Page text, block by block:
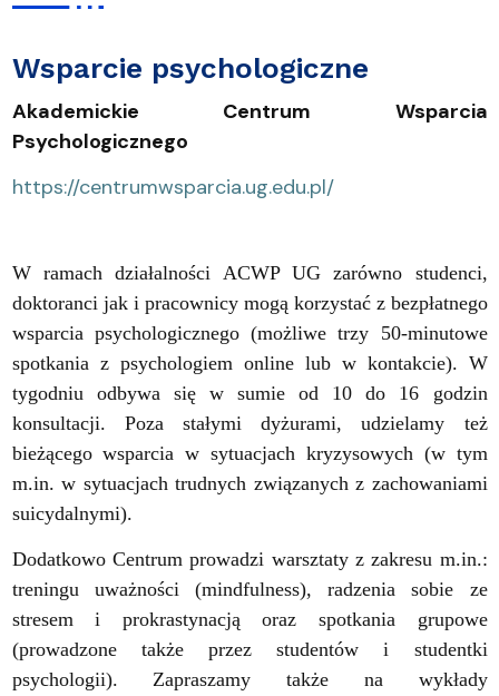
Wsparcie psychologiczne
Akademickie Centrum Wsparcia
Psychologicznego
https://centrumwsparcia.ug.edu.pl/
W ramach działalności ACWP UG zarówno studenci,
doktoranci jak i pracownicy mogą korzystać z bezpłatnego
wsparcia psychologicznego (możliwe trzy 50-minutowe
spotkania z psychologiem online lub w kontakcie). W
tygodniu odbywa się w sumie od 10 do 16 godzin
konsultacji. Poza stałymi dyżurami, udzielamy też
bieżącego wsparcia w sytuacjach kryzysowych (w tym
m.in. w sytuacjach trudnych związanych z zachowaniami
suicydalnymi).
Dodatkowo Centrum prowadzi warsztaty z zakresu m.in.:
treningu uważności (mindfulness), radzenia sobie ze
stresem i prokrastynacją oraz spotkania grupowe
(prowadzone także przez studentów i studentki
psychologii). Zapraszamy także na wykłady